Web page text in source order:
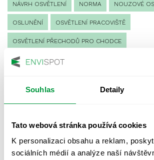
Souhlas Detaily
Tato webová stránka používá cookies
K personalizaci obsahu a reklam,
sociálních médií a analýze naší
NÁVRH OSVĚTLENÍ NORMA NOUZOVÉ
OSLUNĚNÍ OSVĚTLENÍ PRACOVIŠTĚ
OSVĚTLENÍ PŘECHODŮ PRO CHODCE
OSVĚTLENÍ SPORTOVIŠŤ
VÝPOČET OSVĚTLENÍ VÝPOČET ZASTÍNĚNÍ